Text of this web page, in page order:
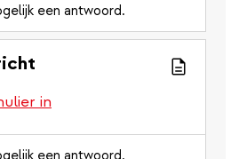
een antwoord.
in